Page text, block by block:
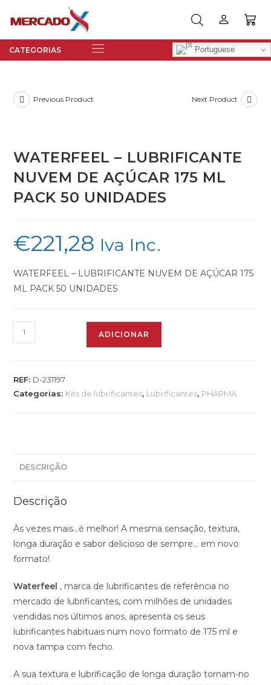
Portuguese
Previous Product Next Product
WATERFEEL – LUBRIFICANTE
NUVEM DE AÇÚCAR 175 ML
PACK 50 UNIDADES
€221,28 Iva Inc.
WATERFEEL – LUBRIFICANTE NUVEM DE AÇÚCAR 175
ML PACK 50 UNIDADES
ADICIONAR
REF: D-231197
Categorias: Kits de lubrificantes, Lubrificantes, PHARMA
DESCRIÇÃO
Descrição
Às vezes mais…é melhor! A mesma sensação, textura,
longa duração e sabor delicioso de sempre… em novo
formato!
Waterfeel , marca de lubrificantes de referência no
mercado de lubrificantes, com milhões de unidades
vendidas nos últimos anos, apresenta os seus
lubrificantes habituais num novo formato de 175 ml e
nova tampa com fecho.
A sua textura e lubrificação de longa duração tornam-no